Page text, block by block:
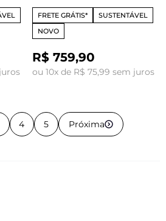
FRETE GRÁTIS*
SUSTENTÁVEL
NOVO
R$ 759,90
ou 10x de R$ 75,99 sem juros
4 5 Próxima